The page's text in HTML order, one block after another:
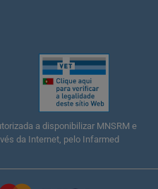
a disponibilizar MNSRM e
da Internet, pelo Infarmed